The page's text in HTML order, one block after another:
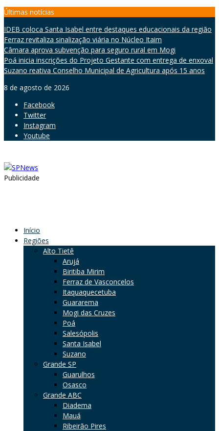
Skip
content
Últimas notícias
IDEB coloca Santa Isabel entre destaques educacionais da região
Ferraz revitaliza sinalização viária no Núcleo Itaim
Câmara aprova subvenção para seguro rural em Mogi
Poá inicia inscrições do Projeto Gestante com entrega de enxoval
Suzano reativa Conselho Municipal de Agricultura após 15 anos
8 de agosto de 2026
Facebook
Twitter
Instagram
Youtube
Publicidade
Início
Regiões
Alto Tietê
Arujá
Biritiba Mirim
Ferraz de Vasconcelos
Itaquaquecetuba
Guararema
Mogi das Cruzes
Poá
Salesópolis
Santa Isabel
Suzano
Grande SP
Guarulhos
Osasco
Grande ABC
Diadema
Mauá
Ribeirão Pires